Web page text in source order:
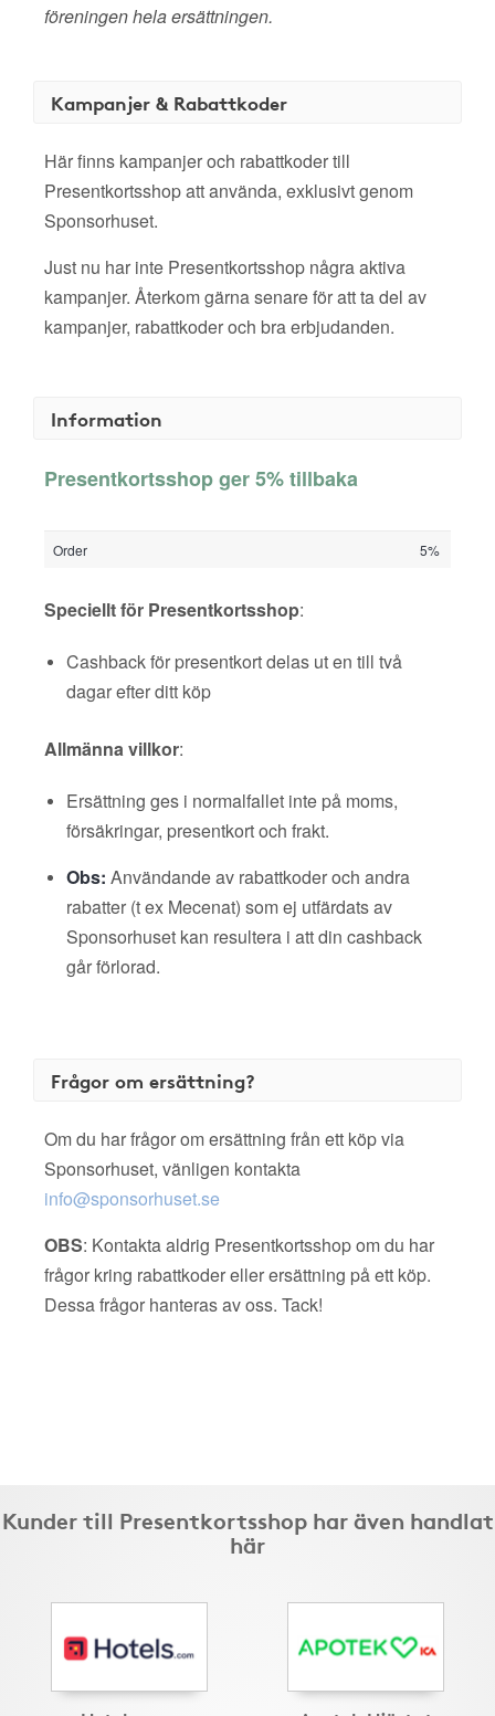
föreningen hela ersättningen.
Kampanjer & Rabattkoder
Här finns kampanjer och rabattkoder till
Presentkortsshop att använda, exklusivt genom
Sponsorhuset.
Just nu har inte Presentkortsshop några aktiva
kampanjer. Återkom gärna senare för att ta del av
kampanjer, rabattkoder och bra erbjudanden.
Information
Presentkortsshop ger 5% tillbaka
Order 5%
Speciellt för Presentkortsshop:
Cashback för presentkort delas ut en till två
dagar efter ditt köp
Allmänna villkor:
Ersättning ges i normalfallet inte på moms,
försäkringar, presentkort och frakt.
Obs: Användande av rabattkoder och andra
rabatter (t ex Mecenat) som ej utfärdats av
Sponsorhuset kan resultera i att din cashback
går förlorad.
Frågor om ersättning?
Om du har frågor om ersättning från ett köp via
Sponsorhuset, vänligen kontakta
info@sponsorhuset.se
OBS: Kontakta aldrig Presentkortsshop om du har
frågor kring rabattkoder eller ersättning på ett köp.
Dessa frågor hanteras av oss. Tack!
Kunder till Presentkortsshop har även handlat
här